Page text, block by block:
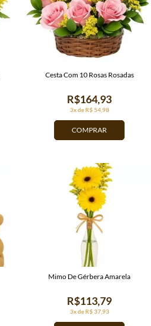
COMPRAR
3x de R$ 54,98
R$164,93
Cesta Com 10 Rosas Rosadas
3x de R$ 37,93
R$113,79
Mimo De Gérbera Amarela